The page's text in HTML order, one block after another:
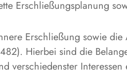
Erschließungsplanung
Erschließung sowie
Hierbei sind die
verschiedenster